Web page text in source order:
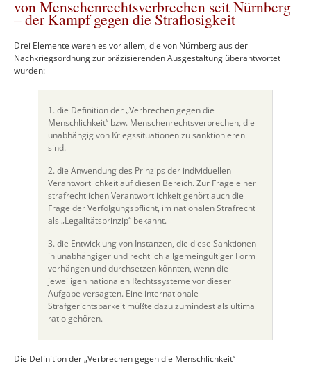
von Menschenrechtsverbrechen seit Nürnberg
– der Kampf gegen die Straflosigkeit
Drei Elemente waren es vor allem, die von Nürnberg aus der
Nachkriegsordnung zur präzisierenden Ausgestaltung überantwortet
wurden:
1. die Definition der „Verbrechen gegen die
Menschlichkeit“ bzw. Menschenrechtsverbrechen, die
unabhängig von Kriegssituationen zu sanktionieren
sind.
2. die Anwendung des Prinzips der individuellen
Verantwortlichkeit auf diesen Bereich. Zur Frage einer
strafrechtlichen Verantwortlichkeit gehört auch die
Frage der Verfolgungspflicht, im nationalen Strafrecht
als „Legalitätsprinzip“ bekannt.
3. die Entwicklung von Instanzen, die diese Sanktionen
in unabhängiger und rechtlich allgemeingültiger Form
verhängen und durchsetzen könnten, wenn die
jeweiligen nationalen Rechtssysteme vor dieser
Aufgabe versagten. Eine internationale
Strafgerichtsbarkeit müßte dazu zumindest als ultima
ratio gehören.
Die Definition der „Verbrechen gegen die Menschlichkeit“